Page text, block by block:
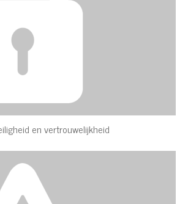
en vertrouwelijkheid